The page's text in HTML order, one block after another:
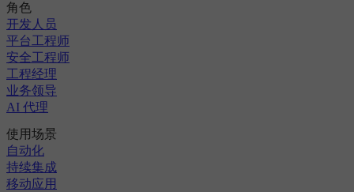
角色
开发人员
平台工程师
安全工程师
工程经理
业务领导
AI 代理
使用场景
自动化
持续集成
移动应用